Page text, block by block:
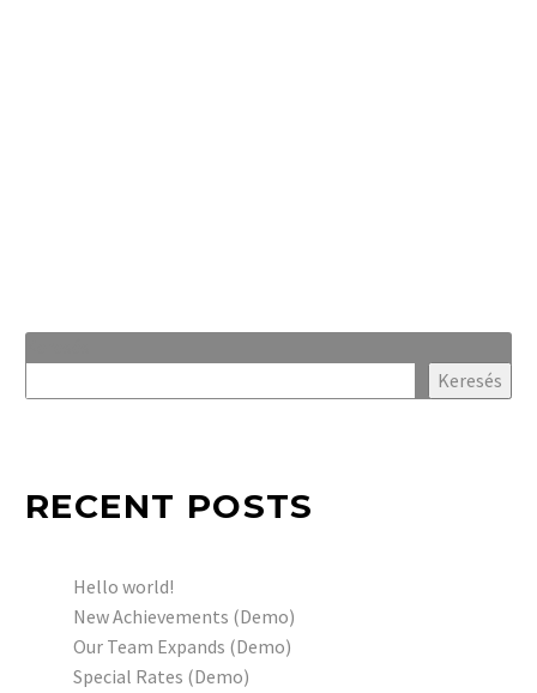
Keresés
RECENT POSTS
Hello world!
New Achievements (Demo)
Our Team Expands (Demo)
Special Rates (Demo)